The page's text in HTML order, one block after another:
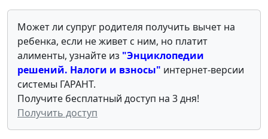
Может ли супруг родителя получить вычет на
ребенка, если не живет с ним, но платит
алименты, узнайте из "Энциклопедии
решений. Налоги и взносы" интернет-версии
системы ГАРАНТ.
Получите бесплатный доступ на 3 дня!
Получить доступ